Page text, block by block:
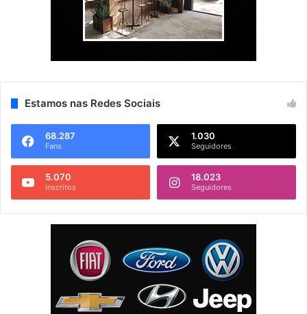
Estamos nas Redes Sociais
68.287
Fans
1.030
Seguidores
5.070
Inscritos
18.023
Seguidores